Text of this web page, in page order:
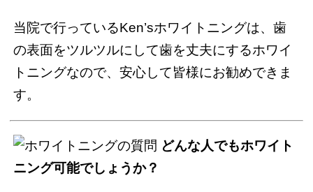
当院で行っているKen’sホワイトニングは、歯
の表面をツルツルにして歯を丈夫にするホワイ
トニングなので、安心して皆様にお勧めできま
す。
どんな人でもホワイト
ニング可能でしょうか？